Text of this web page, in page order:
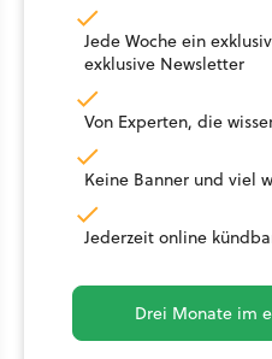
Jede Woche ein
exklusive Newsletter
Von Experten, die
Keine Banner und viel
Jederzeit online
Drei Monate im